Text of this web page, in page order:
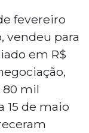
fevereiro
vendeu para
em R$
80 mil
15 de maio